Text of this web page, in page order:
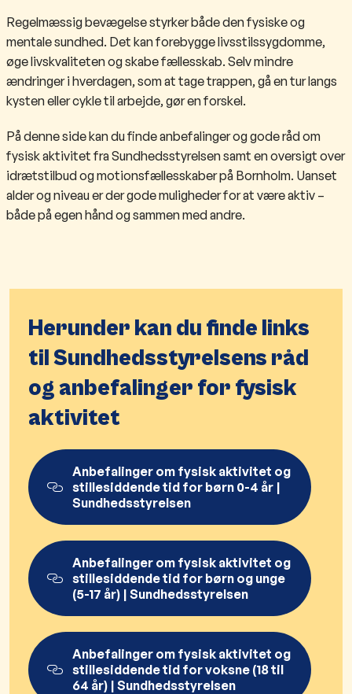
Regelmæssig bevægelse styrker både den fysiske og
mentale sundhed. Det kan forebygge livsstilssygdomme,
øge livskvaliteten og skabe fællesskab. Selv mindre
ændringer i hverdagen, som at tage trappen, gå en tur langs
kysten eller cykle til arbejde, gør en forskel.
På denne side kan du finde anbefalinger og gode råd om
fysisk aktivitet fra Sundhedsstyrelsen samt en oversigt over
idrætstilbud og motionsfællesskaber på Bornholm. Uanset
alder og niveau er der gode muligheder for at være aktiv –
både på egen hånd og sammen med andre.
Herunder kan du finde links
til Sundhedsstyrelsens råd
og anbefalinger for fysisk
aktivitet
Anbefalinger om fysisk aktivitet og
stillesiddende tid for børn 0-4 år |
Sundhedsstyrelsen
Anbefalinger om fysisk aktivitet og
stillesiddende tid for børn og unge
(5-17 år) | Sundhedsstyrelsen
Anbefalinger om fysisk aktivitet og
stillesiddende tid for voksne (18 til
64 år) | Sundhedsstyrelsen